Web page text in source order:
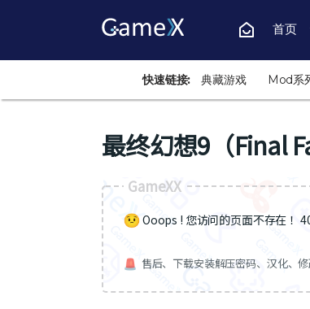
首页
快速链接: 典藏游戏 Mod系
最终幻想9（Final
GameXX
Ooops ! 您访问的页面不存在 ！
售后、下载安装解压密码、汉化、